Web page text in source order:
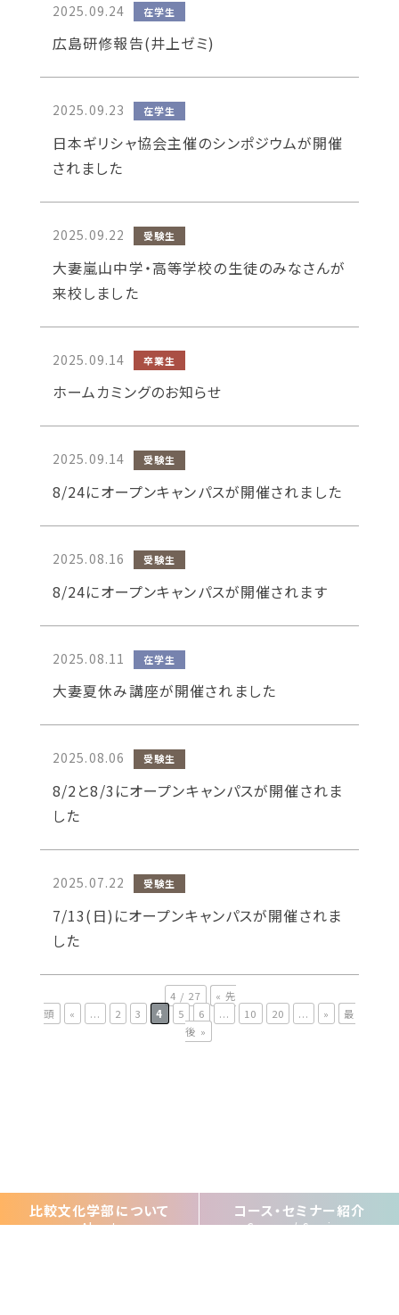
電子版
Calliope
お問い合わせ
2025.09.24 在学生
広島研修報告(井上ゼミ)
2025.09.23 在学生
日本ギリシャ協会主催のシンポジウムが開催
されました
2025.09.22 受験生
大妻嵐山中学・高等学校の生徒のみなさんが
来校しました
2025.09.14 卒業生
ホームカミングのお知らせ
2025.09.14 受験生
8/24にオープンキャンパスが開催されました
2025.08.16 受験生
8/24にオープンキャンパスが開催されます
2025.08.11 在学生
大妻夏休み講座が開催されました
2025.08.06 受験生
8/2と8/3にオープンキャンパスが開催されま
した
2025.07.22 受験生
7/13(日)にオープンキャンパスが開催されま
した
4 / 27
« 先
頭
« ... 2 3 4 5 6 ... 10 20 ... »
最
後 »
比較文化学部について
About
コース・セミナー紹介
Course / Seminar